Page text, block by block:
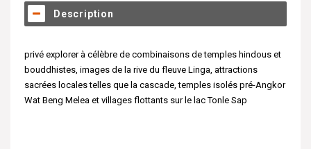
Description
privé explorer à célèbre de combinaisons de temples hindous et
bouddhistes, images de la rive du fleuve Linga, attractions
sacrées locales telles que la cascade, temples isolés pré-Angkor
Wat Beng Melea et villages flottants sur le lac Tonle Sap